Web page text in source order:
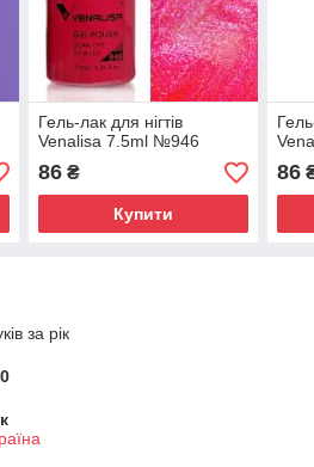
Гель-лак для нігтів
Venalisa 7.5ml №946
86₴
Купити
86
за рік